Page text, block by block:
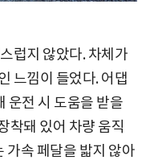
럽지 않았다. 차체가
느낌이 들었다. 어댑
운전 시 도움을 받을
착돼 있어 차량 움직
가속 페달을 밟지 않아